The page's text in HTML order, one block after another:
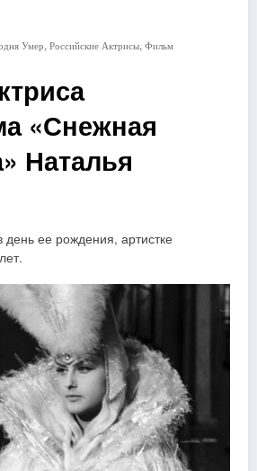
Умер, Российские Актрисы, Фильм
«Снежная
Наталья
ее рождения, артистке